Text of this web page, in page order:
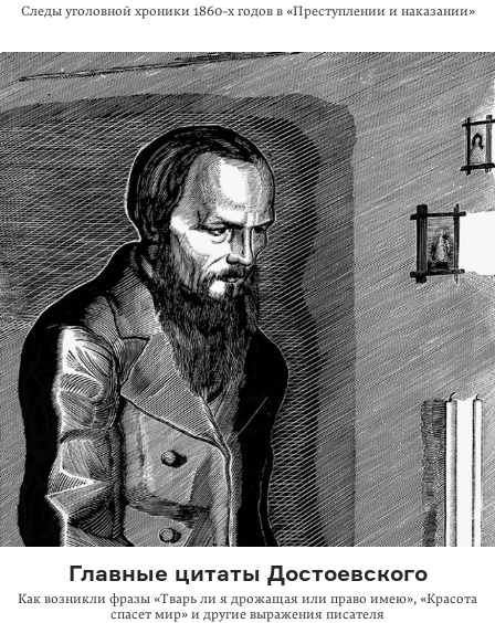
Следы уголовной хроники 1860-х годовв «Преступлении и наказании»
Главные цитаты Достоевского
Как возникли фразы «Тварь ли я дрожащая или право имею», «Красота
спасет мир» и другие выражения писателя